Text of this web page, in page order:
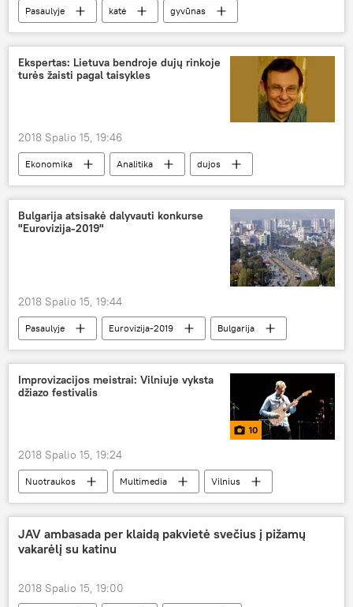
Pasaulyje katė
gyvūnas
augintinis
vėžys
Ekspertas: Lietuva bendroje dujų rinkoje
turės žaisti pagal taisykles
2018 Spalio 15, 19:46
Ekonomika Analitika
dujos
Lietuva
Estija
Latvija
Suomija
Bulgarija atsisakė dalyvauti konkurse
"Eurovizija-2019"
2018 Spalio 15, 19:44
Pasaulyje Eurovizija-2019
Bulgarija
Kultūra
Dainų konkursas "Eurovizija 2019"
Improvizacijos meistrai: Vilniuje vyksta
džiazo festivalis
10
2018 Spalio 15, 19:24
Nuotraukos Multimedia Vilnius
JAV ambasada per klaidą pakvietė svečius į pižamų
vakarėlį su katinu
2018 Spalio 15, 19:00